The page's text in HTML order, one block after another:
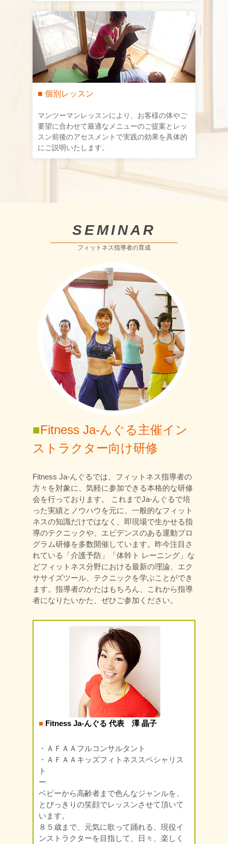
■ 個別レッスン
マンツーマンレッスンにより、お客様の体やご
要望に合わせて最適なメニューのご提案とレッ
スン前後のアセスメントで実践の効果を具体的
にご説明いたします。
SEMINAR
フィットネス指導者の育成
■Fitness Ja-んぐる主催イン
ストラクター向け研修
Fitness Ja-んぐるでは、フィットネス指導者の
方々を対象に、気軽に参加できる本格的な研修
会を行っております。 これまでJa-んぐるで培
った実績とノウハウを元に、一般的なフィット
ネスの知識だけではなく、即現場で生かせる指
導のテクニックや、エビデンスのある運動プロ
グラム研修を多数開催しています。昨今注目さ
れている「介護予防」「体幹ト レーニング」な
どフィットネス分野における最新の理論、エク
ササイズツール、テクニックを学ぶことができ
ます。指導者のかたはもちろん、これから指導
者になりたいかた、ぜひご参加ください。
■ Fitness Ja-んぐる 代表 澤 晶子
・ＡＦＡＡフルコンサルタント
・ＡＦＡＡキッズフィトネススペシャリス
ト
ー
ベビーから高齢者まで色んなジャンルを、
とびっきりの笑顔でレッスンさせて頂いて
います。
８５歳まで、元気に歌って踊れる、現役イ
ンストラクターを目指して、日々、楽しく